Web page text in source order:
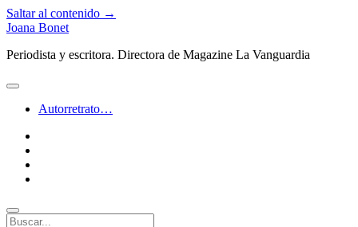
Saltar al contenido →
Joana Bonet
Periodista y escritora. Directora de Magazine La Vanguardia
abrir
Autorretrato…
Buscar